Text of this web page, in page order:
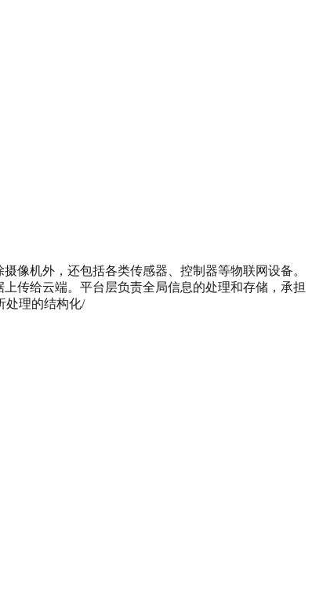
像机外，还包括各类传感器、控制器等物联网设备。
传给云端。平台层负责全局信息的处理和存储，承担
处理的结构化/